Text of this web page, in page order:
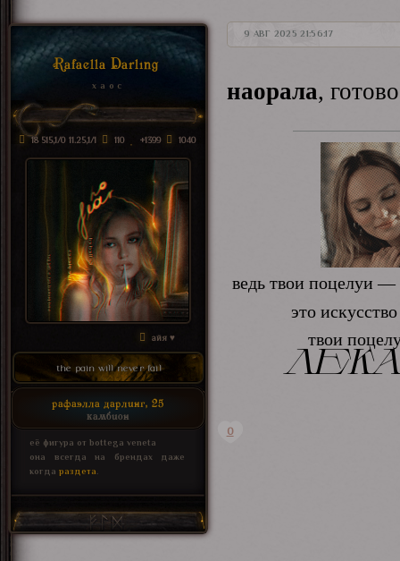
9 АВГ 2025 21:56:17
Rafaella Darling
х а о с
18 515,1/0 11.25,1/1 110 +1399 1040
айя ♥
the pain will never fail
рафаэлла дарлинг, 25
камбион
её фигура от bottega veneta
она всегда на брендах даже
когда раздета.
наорала,
ведь твои поцелуи —
это
твои
0